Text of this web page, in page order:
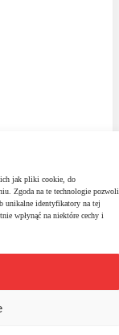
jak pliki cookie, do
Zgoda na te technologie pozwoli
unikalne identyfikatory na tej
wpłynąć na niektóre cechy i